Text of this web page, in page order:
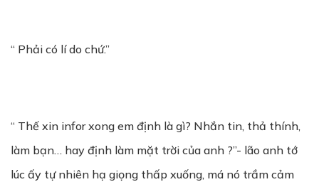
“ Phải có lí do chứ.”
“ Thế xin infor xong em định là gì? Nhắn tin, thả thính,
làm bạn… hay định làm mặt trời của anh ?”- lão anh tớ
lúc ấy tự nhiên hạ giọng thấp xuống, má nó trầm cảm